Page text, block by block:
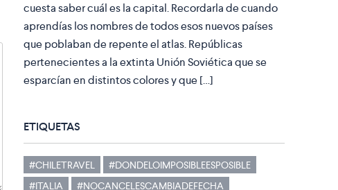
cuesta saber cuál es la capital. Recordarla de cuando
aprendías los nombres de todos esos nuevos países
que poblaban de repente el atlas. Repúblicas
pertenecientes a la extinta Unión Soviética que se
esparcían en distintos colores y que […]
ETIQUETAS
#CHILETRAVEL
#DONDELOIMPOSIBLEESPOSIBLE
#ITALIA
#NOCANCELESCAMBIADEFECHA